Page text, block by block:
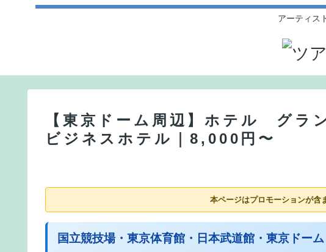
アーティス
【東京ドーム周辺】ホテル グラ
ビジネスホテル｜8,000円〜
本ページはプロモーションが含
国立競技場・東京体育館・日本武道館・東京ドー